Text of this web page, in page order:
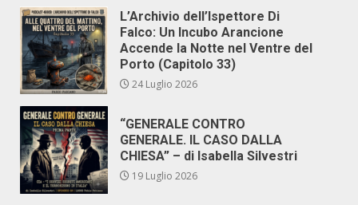
L’Archivio dell’Ispettore Di
Falco: Un Incubo Arancione
Accende la Notte nel Ventre del
Porto (Capitolo 33)
24 Luglio 2026
“GENERALE CONTRO
GENERALE. IL CASO DALLA
CHIESA” – di Isabella Silvestri
19 Luglio 2026